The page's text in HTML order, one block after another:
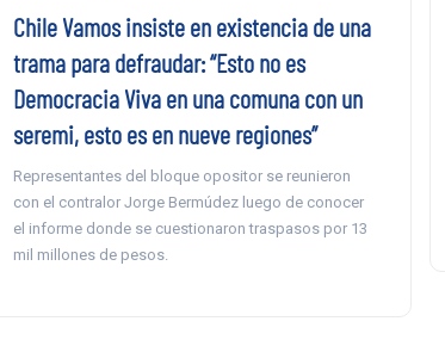
Chile Vamos insiste en existencia de una
trama para defraudar: “Esto no es
Democracia Viva en una comuna con un
seremi, esto es en nueve regiones”
Representantes del bloque opositor se reunieron
con el contralor Jorge Bermúdez luego de conocer
el informe donde se cuestionaron traspasos por 13
mil millones de pesos.